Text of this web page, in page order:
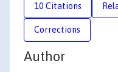
10 Citations
Corrections
Author